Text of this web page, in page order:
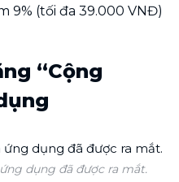
9% (tối đa 39.000 VNĐ)
“Cộng
dụng đã được ra mắt.